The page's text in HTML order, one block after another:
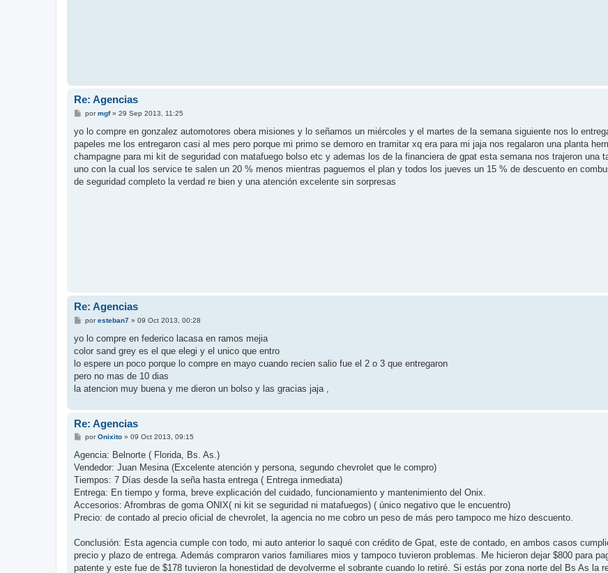
Re: Agencias
M
n
a
j
pormgf» 29 Sep 2013, 11:25
yo lo compre en gonzalez automotores obera misiones y lo señamos un miércoles y el martes de la semana siguiente nos lo
papeles me los entregaron casi al mes pero porque mi primo se demoro en tramitar xq era para mi jaja nos regalaron una planta
champagne para mi kit de seguridad con matafuego bolso etc y ademas los de la financiera de gpat esta semana nos trajeron una
uno con la cual los service te salen un 20 % menos mientras paguemos el plan y todos los jueves un 15 % de descuento en
de seguridad completo la verdad re bien y una atención excelente sin sorpresas
Re: Agencias
M
n
a
poresteban7» 09 Oct 2013, 00:28
yo lo compre en federico lacasa en ramos mejia
color sand grey es el que elegi y el unico que entro
lo espere un poco porque lo compre en mayo cuando recien salio fue el 2 o 3 que entregaron
pero no mas de 10 dias
la atencion muy buena y me dieron un bolso y las gracias jaja ,
Re: Agencias
M
n
s
a
j
porOnixito» 09 Oct 2013, 09:15
Agencia: Belnorte ( Florida, Bs. As.)
Vendedor: Juan Mesina (Excelente atención y persona, segundo chevrolet que le compro)
Tiempos: 7 Días desde la seña hasta entrega ( Entrega inmediata)
Entrega: En tiempo y forma, breve explicación del cuidado, funcionamiento y mantenimiento del Onix.
Accesorios: Afrombras de goma ONIX( ni kit se seguridad ni matafuegos) ( único negativo que le encuentro)
Precio: de contado al precio oficial de chevrolet, la agencia no me cobro un peso de más pero tampoco me hizo descuento.
Conclusión: Esta agencia cumple con todo, mi auto anterior lo saqué con crédito de Gpat, este de contado, en ambos casos
precio y plazo de entrega. Además compraron varios familiares mios y tampoco tuvieron problemas. Me hicieron dejar $800 para
patente y este fue de $178 tuvieron la honestidad de devolverme el sobrante cuando lo retiré. Si estás por zona norte del Bs As la